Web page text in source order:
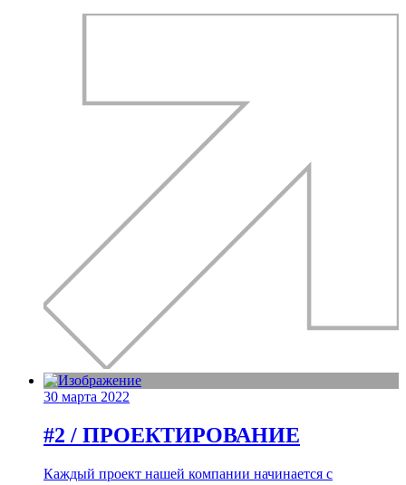
30 марта 2022
#2 / ПРОЕКТИРОВАНИЕ
Каждый проект нашей компании начинается с